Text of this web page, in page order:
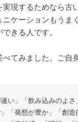
現するためなら古
ケーションもうま
きる人です。
てみました。ご自
い」「飲み込みのよ
「発想が豊か」「創